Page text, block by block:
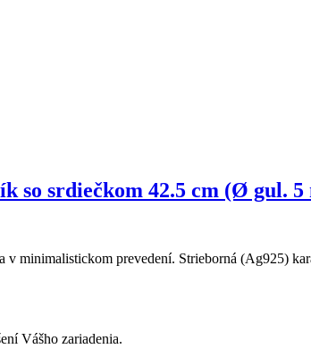
so srdiečkom 42.5 cm (Ø gul. 5
minimalistickom prevedení. Strieborná (Ag925)
Vášho zariadenia.